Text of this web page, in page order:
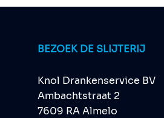
BEZOEK DE SLIJTERIJ
Knol Drankenservice BV
Ambachtstraat 2
7609 RA Almelo